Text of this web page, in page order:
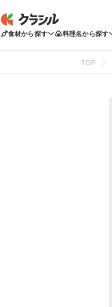
食材から探す 料理名から探す
TOP